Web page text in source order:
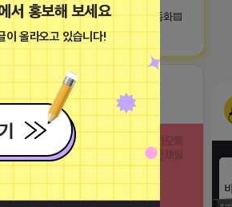
서 홍보해 보세요
이 올라오고 있습니다!
팡파트너스 외 4개 파트너스 활동 자동화▤
12-12 17:02:50
퇴근하는 프로도
비공개